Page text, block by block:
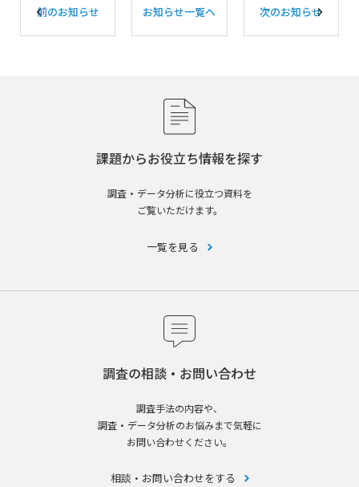
前のお知らせ お知らせ一覧へ 次のお知らせ
課題からお役立ち情報を探す
調査・データ分析に役立つ資料を
ご覧いただけます。
一覧を見る
調査の相談・お問い合わせ
調査手法の内容や、
調査・データ分析のお悩みまで気軽に
お問い合わせください。
相談・お問い合わせをする